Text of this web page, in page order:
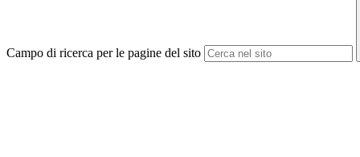
Campo di ricerca per le pagine del sito